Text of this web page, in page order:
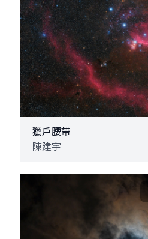
獵戶腰帶
陳建宇